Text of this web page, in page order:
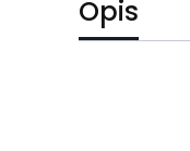
Opis